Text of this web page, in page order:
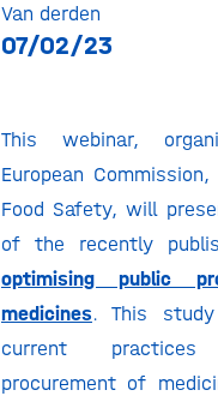
Van derden
07/02/23
This webinar,
European
Food Safety, will
of the recently
optimising public
medicines. This
current
procurement of